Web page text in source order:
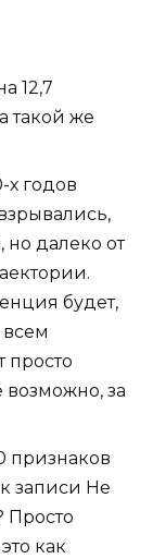
12,7
такой же
х годов
но далеко от
будет,
всем
просто
возможно, за
признаков
записи Не
Просто
как